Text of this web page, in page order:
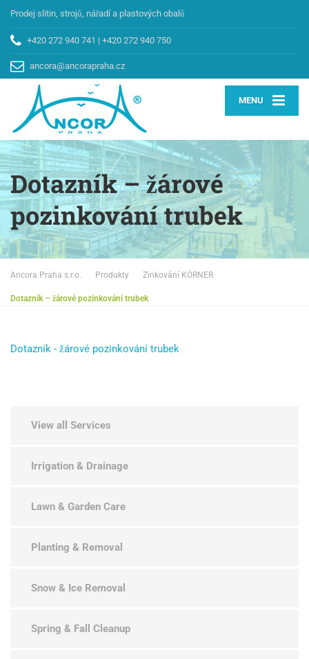
Prodej slitin, strojů, nářadí a plastových obalů
+420 272 940 741 | +420 272 940 750
ancora@ancorapraha.cz
MENU
Dotazník – žárové
pozinkování trubek
Ancora Praha s.r.o. Produkty Zinkování KÖRNER
Dotazník – žárové pozinkování trubek
Dotazník - žárové pozinkování trubek
View all Services
Irrigation & Drainage
Lawn & Garden Care
Planting & Removal
Snow & Ice Removal
Spring & Fall Cleanup